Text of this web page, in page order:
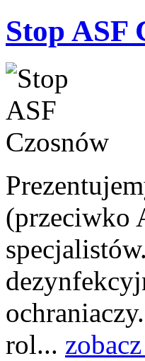
Stop ASF
(przeciwko
rol...